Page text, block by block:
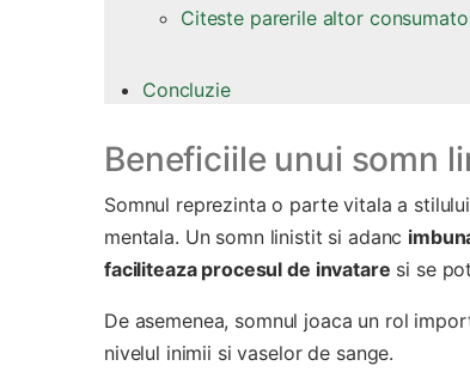
Citeste parerile altor
Concluzie
Beneficiile unui somn
Somnul reprezinta o parte vitala a
mentala. Un somn linistit si adanc
faciliteaza procesul de invatare si se
De asemenea, somnul joaca un rol
nivelul inimii si vaselor de sange.